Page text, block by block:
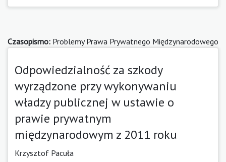
Czasopismo: Problemy Prawa Prywatnego Międzynarodowego
Odpowiedzialność za szkody
wyrządzone przy wykonywaniu
władzy publicznej w ustawie o
prawie prywatnym
międzynarodowym z 2011 roku
Krzysztof Pacuła